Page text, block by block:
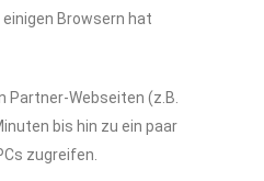
Browsern hat
Webseiten (z.B.
bis hin zu ein paar
zugreifen.